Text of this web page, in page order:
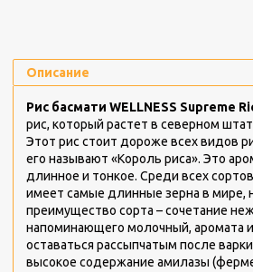
Описание
Рис басмати WELLNESS Supreme
рис, который растет в северном
Этот рис стоит дороже всех видов
его называют «Король риса». Это
длинное и тонкое. Среди всех
имеет самые длинные зерна в мире,
преимущество сорта – сочетание
напоминающего молочный, аромата
оставаться рассыпчатым после
высокое содержание амилазы